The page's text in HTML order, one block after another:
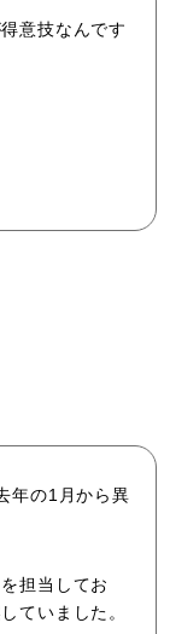
意技なんです
年の1月から異
担当してお
ていました。